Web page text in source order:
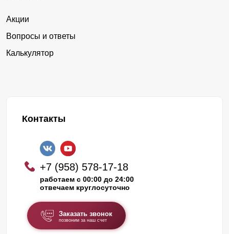
Акции
Вопросы и ответы
Калькулятор
Контакты
+7 (958) 578-17-18
работаем с 00:00 до 24:00
отвечаем круглосуточно
Заказать звонок
позвоним за наш счет